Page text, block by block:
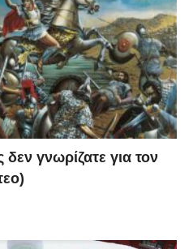
γνωρίζατε για τον